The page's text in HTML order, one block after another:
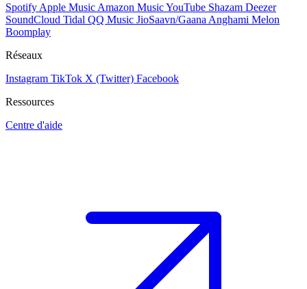
Spotify Apple Music Amazon MusicYouTube Shazam Deezer
SoundCloud Tidal QQ Music JioSaavn/Gaana Anghami Melon
Boomplay
Réseaux
Instagram TikTok X (Twitter) Facebook
Ressources
Centre d'aide